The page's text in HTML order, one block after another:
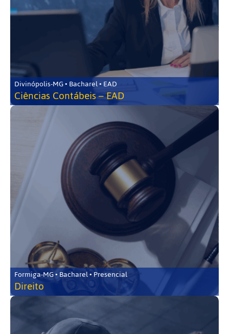
Divinópolis-MG • Bacharel • EAD
Ciências Contábeis – EAD
Formiga-MG • Bacharel • Presencial
Direito